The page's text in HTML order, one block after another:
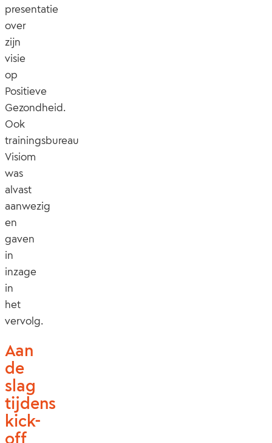
presentatie
over
zijn
visie
op
Positieve
Gezondheid.
Ook
trainingsbureau
Visiom
was
alvast
aanwezig
en
gaven
in
inzage
in
het
vervolg.
Aan
de
slag
tijdens
kick-
off